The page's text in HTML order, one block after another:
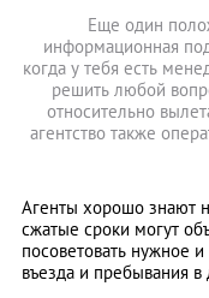
Еще один
информационная
когда у тебя есть
решить любой
относительно
агентство также
Агенты хорошо знают
сжатые сроки могут
посоветовать нужное
въезда и пребывания в